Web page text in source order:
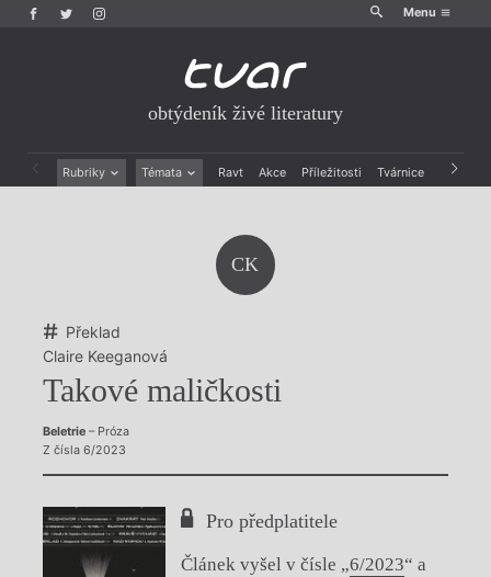
Menu
obtýdeník živé literatury
Rubriky Témata Ravt Akce Příležitosti Tvárnice Archiv
CK
Překlad
Claire Keeganová
Takové maličkosti
Beletrie– Próza
Z čísla 6/2023
Pro předplatitele
Článek vyšel v čísle „6/2023“ a